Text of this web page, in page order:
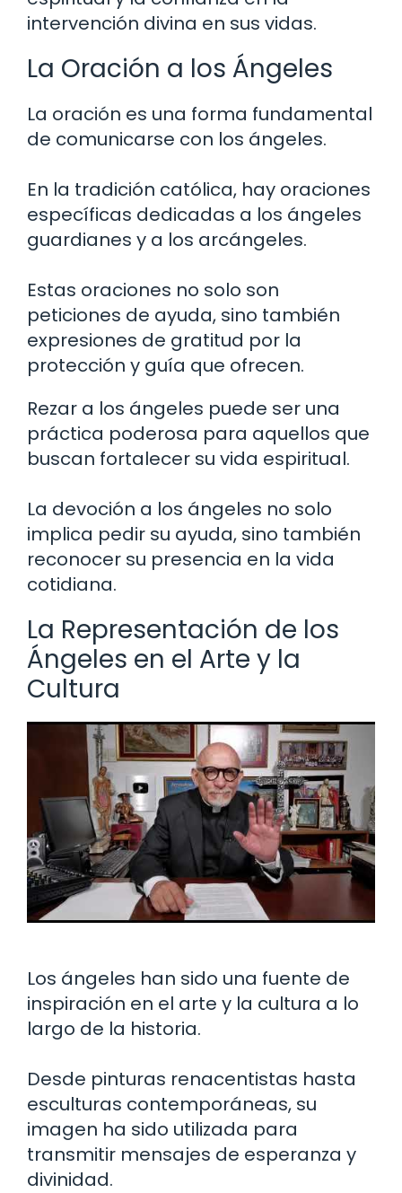
intervención divina en sus vidas.
La Oración a los Ángeles
La oración es una forma fundamental
de comunicarse con los ángeles.
En la tradición católica, hay oraciones
específicas dedicadas a los ángeles
guardianes y a los arcángeles.
Estas oraciones no solo son
peticiones de ayuda, sino también
expresiones de gratitud por la
protección y guía que ofrecen.
Rezar a los ángeles puede ser una
práctica poderosa para aquellos que
buscan fortalecer su vida espiritual.
La devoción a los ángeles no solo
implica pedir su ayuda, sino también
reconocer su presencia en la vida
cotidiana.
La Representación de los
Ángeles en el Arte y la
Cultura
Los ángeles han sido una fuente de
inspiración en el arte y la cultura a lo
largo de la historia.
Desde pinturas renacentistas hasta
esculturas contemporáneas, su
imagen ha sido utilizada para
transmitir mensajes de esperanza y
divinidad.